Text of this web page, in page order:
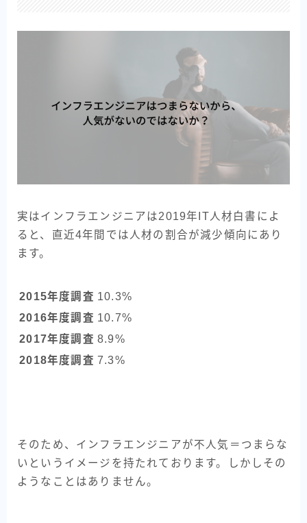
実はインフラエンジニアは2019年IT人材白書によ
ると、直近4年間では人材の割合が減少傾向にあり
ます。
2015年度調査 10.3%
2016年度調査 10.7%
2017年度調査 8.9%
2018年度調査 7.3%
そのため、インフラエンジニアが不人気＝つまらな
いというイメージを持たれております。しかしその
ようなことはありません。